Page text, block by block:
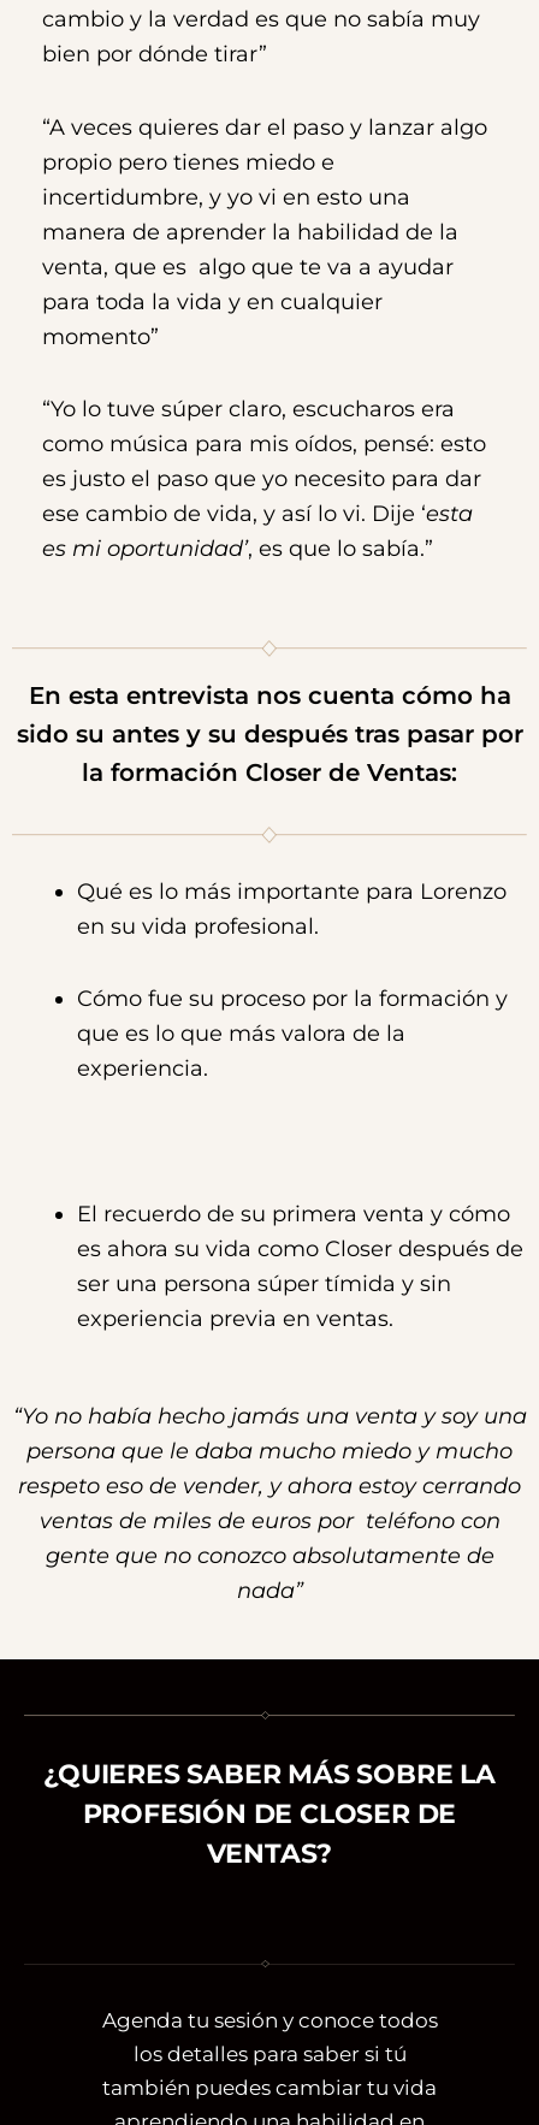
cambio y la verdad es que no sabía muy
bien por dónde tirar”
“A veces quieres dar el paso y lanzar algo
propio pero tienes miedo e
incertidumbre, y yo vi en esto una
manera de aprender la habilidad de la
venta, que es algo que te va a ayudar
para toda la vida y en cualquier
momento”
“Yo lo tuve súper claro, escucharos era
como música para mis oídos, pensé: esto
es justo el paso que yo necesito para dar
ese cambio de vida, y así lo vi. Dije ‘esta
es mi oportunidad’, es que lo sabía.”
En esta entrevista nos cuenta cómo ha
sido su antes y su después tras pasar por
la formación Closer de Ventas:
Qué es lo más importante para Lorenzo
en su vida profesional.
Cómo fue su proceso por la formación y
que es lo que más valora de la
experiencia.
El recuerdo de su primera venta y cómo
es ahora su vida como Closer después de
ser una persona súper tímida y sin
experiencia previa en ventas.
“Yo no había hecho jamás una venta y soy una
persona que le daba mucho miedo y mucho
respeto eso de vender, y ahora estoy cerrando
ventas de miles de euros por teléfono con
gente que no conozco absolutamente de
nada”
¿QUIERES SABER MÁS SOBRE LA
PROFESIÓN DE CLOSER DE
VENTAS?
Agenda tu sesión y conoce todos
los detalles para saber si tú
también puedes cambiar tu vida